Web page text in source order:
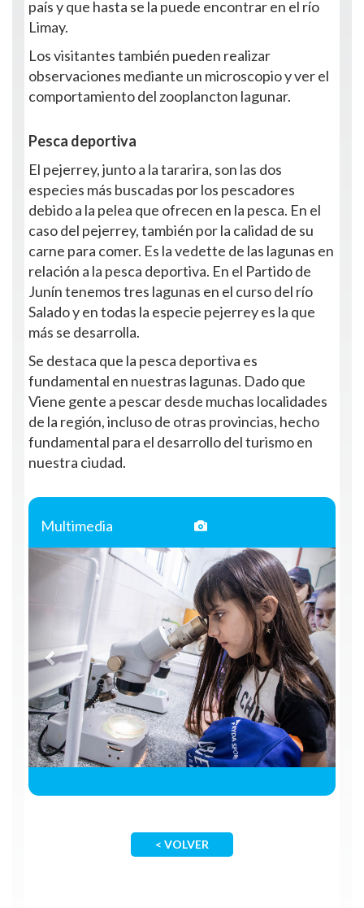
país y que hasta se la puede encontrar en el río
Limay.
Los visitantes también pueden realizar
observaciones mediante un microscopio y ver el
comportamiento del zooplancton lagunar.
Pesca deportiva
El pejerrey, junto a la tararira, son las dos
especies más buscadas por los pescadores
debido a la pelea que ofrecen en la pesca. En el
caso del pejerrey, también por la calidad de su
carne para comer. Es la vedette de las lagunas en
relación a la pesca deportiva. En el Partido de
Junín tenemos tres lagunas en el curso del río
Salado y en todas la especie pejerrey es la que
más se desarrolla.
Se destaca que la pesca deportiva es
fundamental en nuestras lagunas. Dado que
Viene gente a pescar desde muchas localidades
de la región, incluso de otras provincias, hecho
fundamental para el desarrollo del turismo en
nuestra ciudad.
Multimedia
Anterior
< VOLVER